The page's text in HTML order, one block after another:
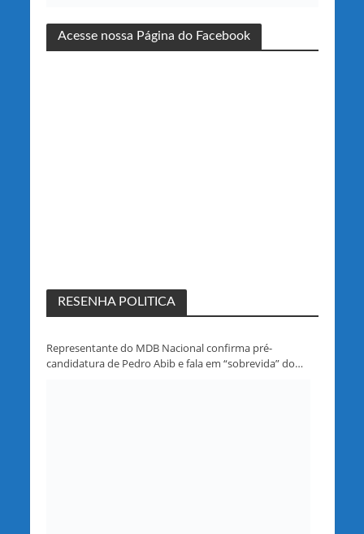
Acesse nossa Página do Facebook
RESENHA POLITICA
Representante do MDB Nacional confirma pré-
candidatura de Pedro Abib e fala em “sobrevida” do